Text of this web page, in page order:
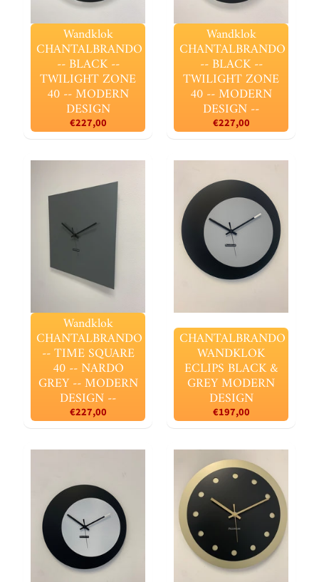
Wandklok
CHANTALBRANDO
-- BLACK --
TWILIGHT ZONE
40 -- MODERN
DESIGN
€227,00
Wandklok
CHANTALBRANDO
-- BLACK --
TWILIGHT ZONE
40 -- MODERN
DESIGN --
€227,00
Wandklok
CHANTALBRANDO
-- TIME SQUARE
40 -- NARDO
GREY -- MODERN
DESIGN --
€227,00
CHANTALBRANDO
WANDKLOK
ECLIPS BLACK &
GREY MODERN
DESIGN
€197,00